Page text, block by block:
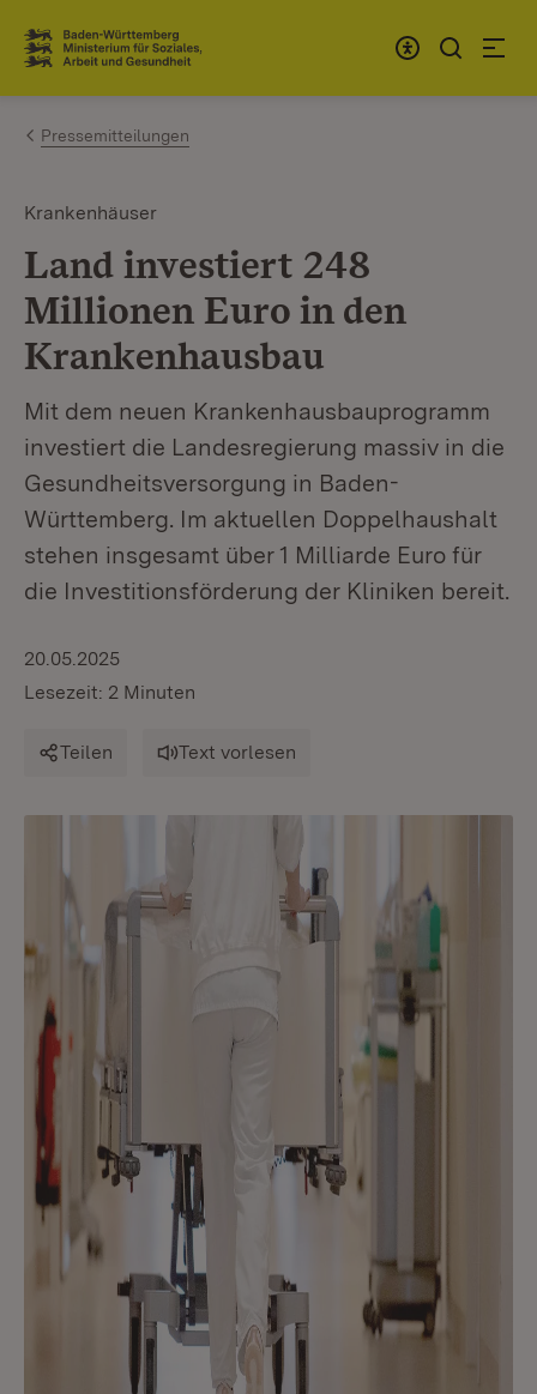
Zum Inhalt springen
Link zur Startseite
Pressemitteilungen
Krankenhäuser
Land investiert 248
Millionen Euro in den
Krankenhausbau
Mit dem neuen Krankenhausbauprogramm
investiert die Landesregierung massiv in die
Gesundheitsversorgung in Baden-
Württemberg. Im aktuellen Doppelhaushalt
stehen insgesamt über 1 Milliarde Euro für
die Investitionsförderung der Kliniken bereit.
20.05.2025
Lesezeit: 2 Minuten
Teilen Text vorlesen